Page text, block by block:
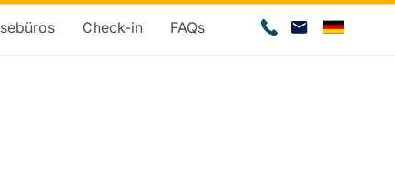
Check-in FAQs